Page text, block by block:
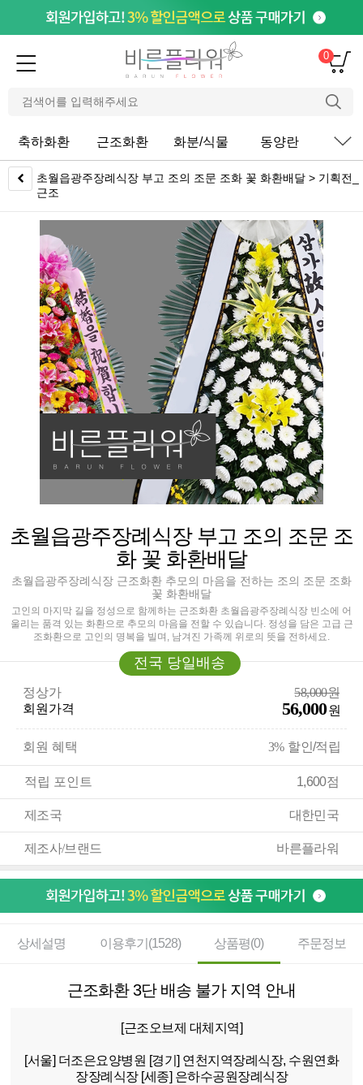
0
축하화환 근조화환 화분/식물 동양란 서
초월읍광주장례식장 부고 조의 조문 조화 꽃 화환배달 > 기획전_
근조
초월읍광주장례식장 부고 조의 조문 조
화 꽃 화환배달
초월읍광주장례식장 근조화환 추모의 마음을 전하는 조의 조문 조화
꽃 화환배달
고인의 마지막 길을 정성으로 함께하는 근조화환 초월읍광주장례식장 빈소에 어
울리는 품격 있는 화환으로 추모의 마음을 전할 수 있습니다. 정성을 담은 고급 근
조화환으로 고인의 명복을 빌며, 남겨진 가족께 위로의 뜻을 전하세요.
전국 당일배송
정상가
58,000원
회원가격
56,000원
회원 혜택 3% 할인/적립
적립 포인트 1,600점
제조국 대한민국
제조사/브랜드 바른플라워
상세설명 이용후기(1528) 상품평(0) 주문정보
근조화환 3단 배송 불가 지역 안내
[근조오브제 대체지역]
[서울] 더조은요양병원 [경기] 연천지역장례식장, 수원연화
장장례식장 [세종] 은하수공원장례식장